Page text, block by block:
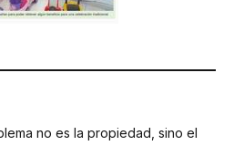
no es la propiedad, sino el